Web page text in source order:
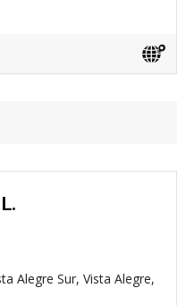
Alegre Sur, Vista Alegre,